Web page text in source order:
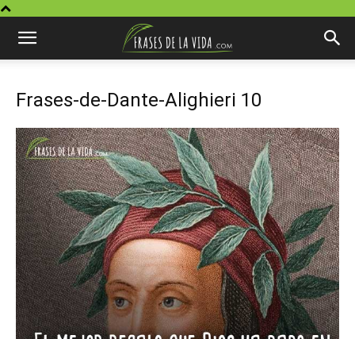
Frases-de-Dante-Alighieri 10